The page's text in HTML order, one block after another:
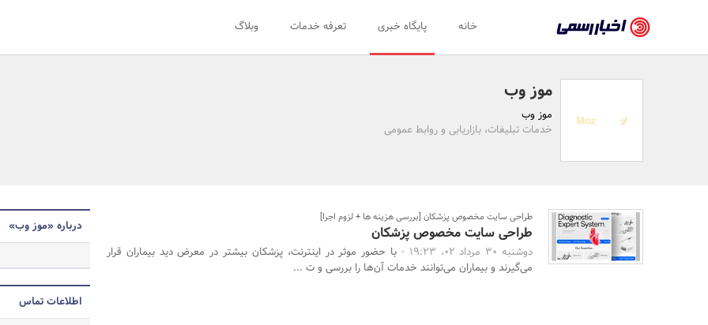
رسمی
اخبار
تایید
سازمان‌ها
روابط
خانه پایگاه خبری تعرفه خدمات وبلاگ
موز وب
موز وب
خدمات تبلیغات، بازاریابی و روابط عمومی
طراحی سایت مخصوص پزشکان [بررسی هزینه ها + لزوم اجرا]
طراحی سایت مخصوص پزشکان
دوشنبه 30 مرداد 02، 19:23 -
با حضور موثر در اینترنت، پزشکان بیشتر در معرض دید بیماران قرار
می‌گیرند و بیماران می‌توانند خدمات آن‌ها را بررسی و ت ...
درباره «موز وب»
اطلاعات تماس